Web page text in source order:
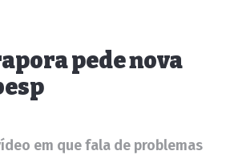
pede nova
em que fala de problemas